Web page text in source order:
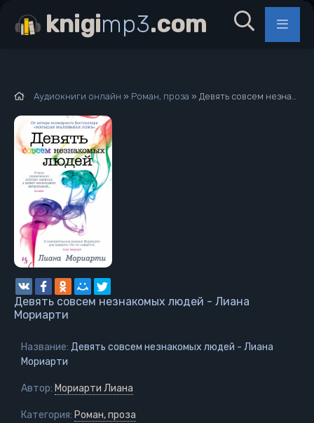
Аудиокниги онлайн » Роман, проза » Девять совсем незнакомых людей - Лиана Мориарти
Девять совсем незнакомых людей - Лиана
Мориарти
Название: Девять совсем незнакомых людей - Лиана
Мориарти
Автор: Мориарти Лиана
Категория: Роман, проза
knigimp3.com